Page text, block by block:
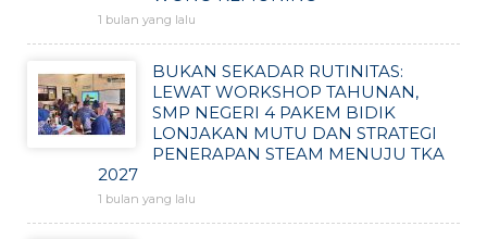
1 bulan yang lalu
BUKAN SEKADAR RUTINITAS:
LEWAT WORKSHOP TAHUNAN,
SMP NEGERI 4 PAKEM BIDIK
LONJAKAN MUTU DAN STRATEGI
PENERAPAN STEAM MENUJU TKA
2027
1 bulan yang lalu